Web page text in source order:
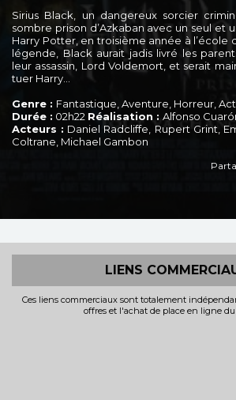
Sirius Black, un dangereux sorcier
sombre prison d’Azkaban avec un seul et
Harry Potter, en troisième année à l’école
légende, Black aurait jadis livré les
leur assassin, Lord Voldemort, et serait
tuer Harry…
Genre : Fantastique, Aventure, Horreur,
Durée : 02h22 Réalisation : Alfonso
Acteurs : Daniel Radcliffe, Rupert Grint,
Coltrane, Michael Gambon
LIENS
Ces liens commerciaux sont totalement
offres et l'achat de place en ligne du